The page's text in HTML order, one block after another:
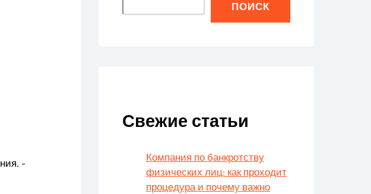
ПОИСК
Свежие статьи
Компания по банкротству
физических лиц: как проходит
процедура и почему важно